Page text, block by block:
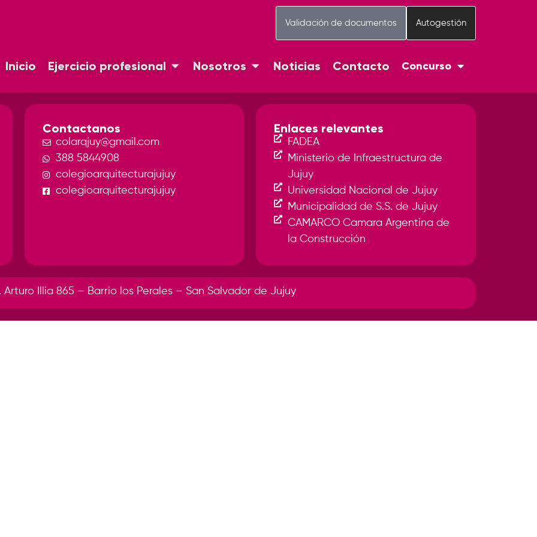
Autogestión
Validación de documentos
Inicio Ejercicio profesional Nosotros Noticias Contacto Concurso
Contactanos
colarqjuy@gmail.com
388 5844908
colegioarquitecturajujuy
colegioarquitecturajujuy
Enlaces relevantes
FADEA
Ministerio de Infraestructura de
Jujuy
Universidad Nacional de Jujuy
Municipalidad de S.S. de Jujuy
CAMARCO Camara Argentina de
la Construcción
Arturo Illia 865 – Barrio los Perales – San Salvador de Jujuy